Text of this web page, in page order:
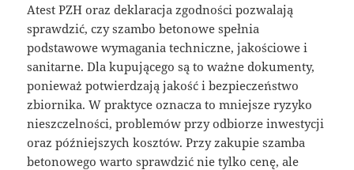
Atest PZH oraz deklaracja zgodności pozwalają
sprawdzić, czy szambo betonowe spełnia
podstawowe wymagania techniczne, jakościowe i
sanitarne. Dla kupującego są to ważne dokumenty,
ponieważ potwierdzają jakość i bezpieczeństwo
zbiornika. W praktyce oznacza to mniejsze ryzyko
nieszczelności, problemów przy odbiorze inwestycji
oraz późniejszych kosztów. Przy zakupie szamba
betonowego warto sprawdzić nie tylko cenę, ale